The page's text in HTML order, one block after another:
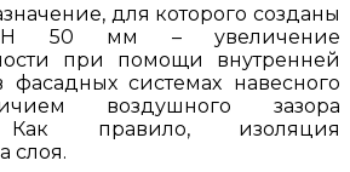
для которого созданы
Н 50 мм – увеличение
при помощи внутренней
системах навесного
воздушного зазора
Как правило, изоляция
слоя.